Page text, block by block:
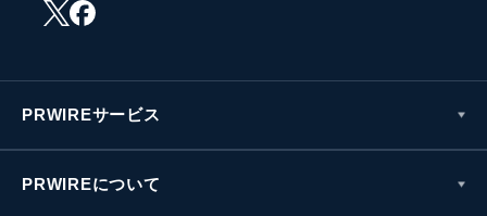
PRWIREサービス
PRWIREについて